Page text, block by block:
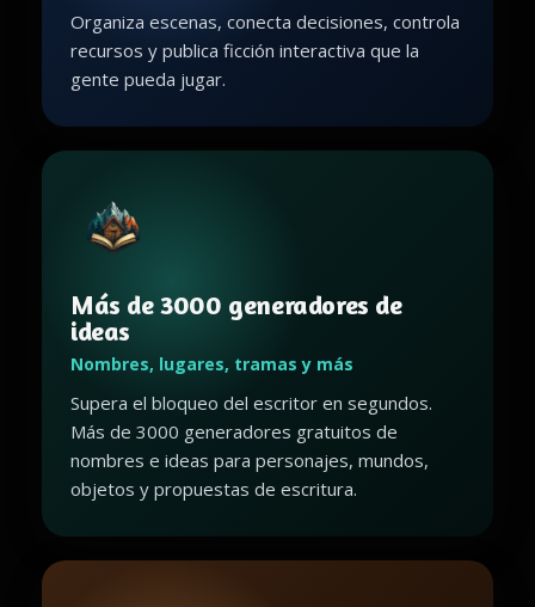
Organiza escenas, conecta decisiones, controla
recursos y publica ficción interactiva que la
gente pueda jugar.
Más de 3000 generadores de
ideas
Nombres, lugares, tramas y más
Supera el bloqueo del escritor en segundos.
Más de 3000 generadores gratuitos de
nombres e ideas para personajes, mundos,
objetos y propuestas de escritura.